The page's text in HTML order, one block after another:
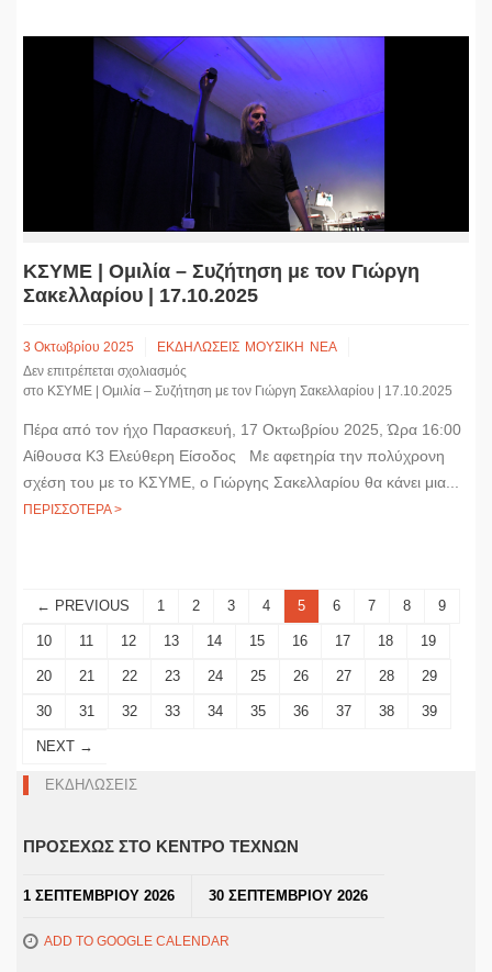
ΚΣΥΜΕ | Ομιλία – Συζήτηση με τον Γιώργη
Σακελλαρίου | 17.10.2025
3 Οκτωβρίου 2025 ΕΚΔΗΛΩΣΕΙΣ ΜΟΥΣΙΚΗ ΝΕΑ
Δεν επιτρέπεται σχολιασμός
στο ΚΣΥΜΕ | Ομιλία – Συζήτηση με τον Γιώργη Σακελλαρίου | 17.10.2025
Πέρα από τον ήχο Παρασκευή, 17 Οκτωβρίου 2025, Ώρα 16:00
Αίθουσα Κ3 Ελεύθερη Είσοδος Με αφετηρία την πολύχρονη
σχέση του με το ΚΣΥΜΕ, ο Γιώργης Σακελλαρίου θα κάνει μια...
ΠΕΡΙΣΣΟΤΕΡΑ >
← PREVIOUS 1 2 3 4 5 6 7 8 9
10 11 12 13 14 15 16 17 18 19
20 21 22 23 24 25 26 27 28 29
30 31 32 33 34 35 36 37 38 39
NEXT →
ΕΚΔΗΛΩΣΕΙΣ
ΠΡΟΣΕΧΩΣ ΣΤΟ ΚΕΝΤΡΟ ΤΕΧΝΩΝ
1 ΣΕΠΤΕΜΒΡΙΟΥ 2026 30 ΣΕΠΤΕΜΒΡΙΟΥ 2026
ADD TO GOOGLE CALENDAR